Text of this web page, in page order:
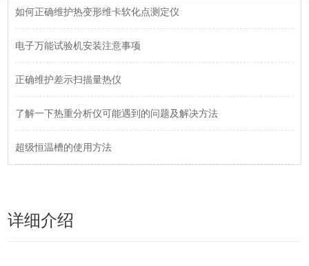
如何正确维护热变形维卡软化点测定仪
电子万能试验机安装注意事项
正确维护差示扫描量热仪
了解一下热重分析仪可能遇到的问题及解决方法
超级恒温槽的使用方法
详细介绍